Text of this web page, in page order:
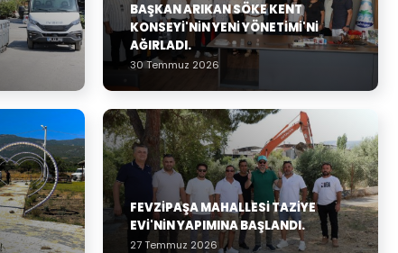
BAŞKAN ARIKAN SÖKE KENT
KONSEYI'NIN YENI YÖNETIMI'NI
AĞIRLADI.
30 Temmuz 2026
FEVZIPAŞA MAHALLESI TAZIYE
EVI'NIN YAPIMINA BAŞLANDI.
27 Temmuz 2026